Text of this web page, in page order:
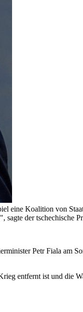
eine Koalition von
der tschechische
Petr Fiala am
entfernt ist und die